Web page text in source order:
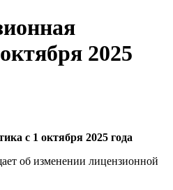
2025
с 1 октября 2025 года
об изменении лицензионной